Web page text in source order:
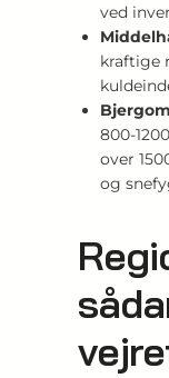
ved
kraftige
800-
over
og